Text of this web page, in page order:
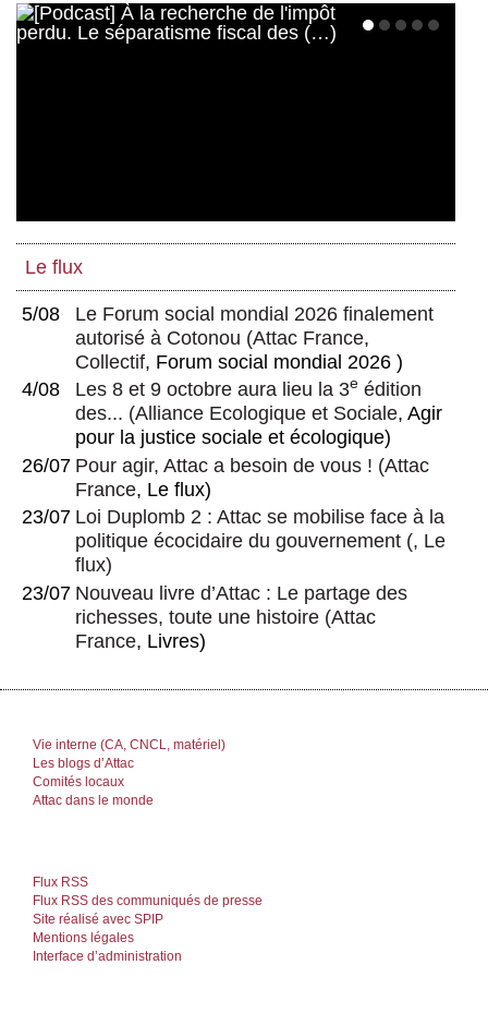
Le flux
5/08
Le Forum social mondial 2026 finalement
autorisé à Cotonou (Attac France,
Collectif, Forum social mondial 2026 )
4/08
Les 8 et 9 octobre aura lieu la 3e édition
des... (Alliance Ecologique et Sociale, Agir
pour la justice sociale et écologique)
26/07 Pour agir, Attac a besoin de vous ! (Attac
France, Le flux)
23/07 Loi Duplomb 2 : Attac se mobilise face à la
politique écocidaire du gouvernement (, Le
flux)
23/07 Nouveau livre d’Attac : Le partage des
richesses, toute une histoire (Attac
France, Livres)
Vie interne (CA, CNCL, matériel)
Les blogs d’Attac
Comités locaux
Attac dans le monde
Flux RSS
Flux RSS des communiqués de presse
Site réalisé avec SPIP
Mentions légales
Interface d’administration